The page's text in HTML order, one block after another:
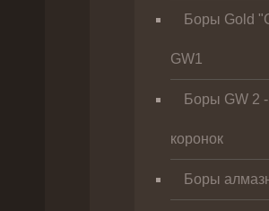
Боры Gold
GW1
Боры GW 2
коронок
Боры